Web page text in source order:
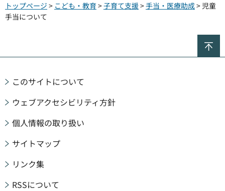
トップページ > こども・教育>子育て支援>手当・医療助成> 児童
手当について
このサイトについて
ウェブアクセシビリティ方針
個人情報の取り扱い
サイトマップ
リンク集
RSSについて